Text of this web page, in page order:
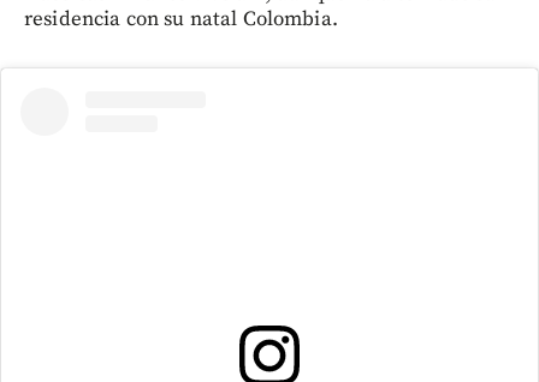
residencia con su natal Colombia.